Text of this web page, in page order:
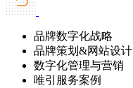
品牌数字化战略
品牌策划&网站设计
数字化管理与营销
唯引服务案例